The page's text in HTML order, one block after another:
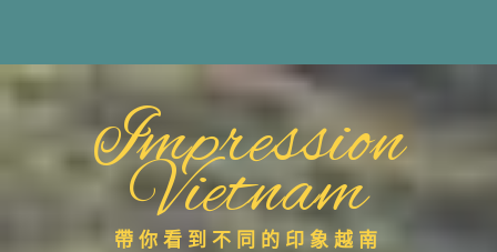
Impression
Vietnam
帶你看到不同的印象越南